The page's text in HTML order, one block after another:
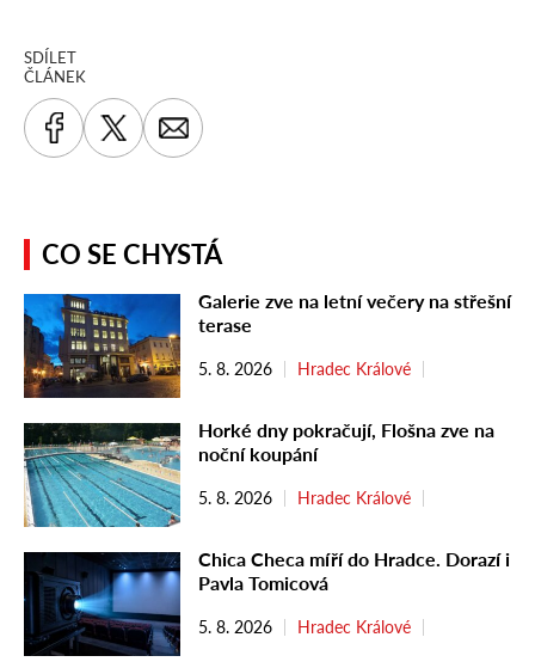
SDÍLET
ČLÁNEK
CO SE CHYSTÁ
Galerie zve na letní večery na střešní
terase
5. 8. 2026 Hradec Králové
Horké dny pokračují, Flošna zve na
noční koupání
5. 8. 2026 Hradec Králové
Chica Checa míří do Hradce. Dorazí i
Pavla Tomicová
5. 8. 2026 Hradec Králové